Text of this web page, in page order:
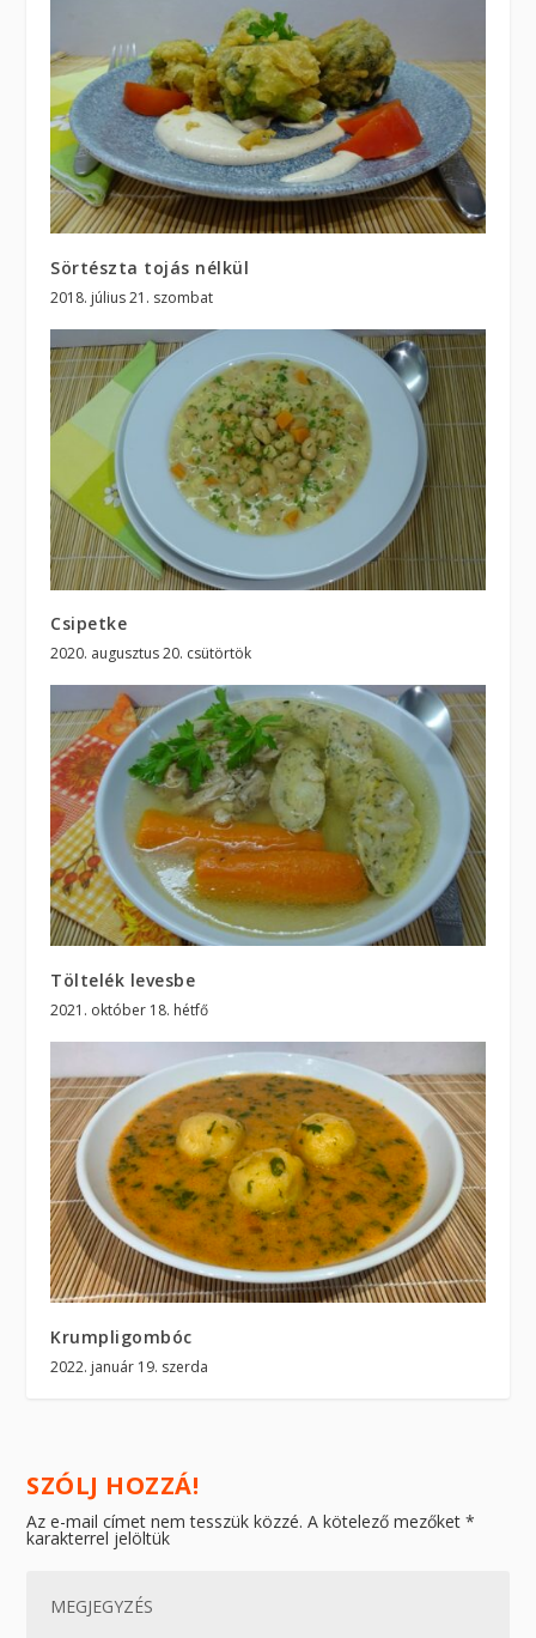
Sörtészta tojás nélkül
2018. július 21. szombat
Csipetke
2020. augusztus 20. csütörtök
Töltelék levesbe
2021. október 18. hétfő
Krumpligombóc
2022. január 19. szerda
SZÓLJ HOZZÁ!
Az e-mail címet nem tesszük közzé. A kötelező mezőket*
karakterrel jelöltük